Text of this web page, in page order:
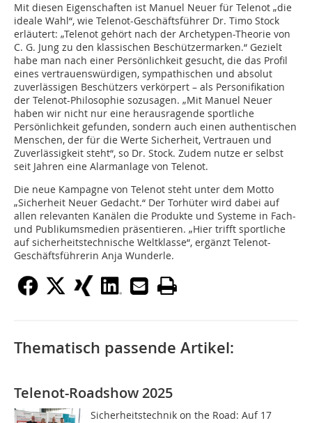
Mit diesen Eigenschaften ist Manuel Neuer für Telenot „die
ideale Wahl“, wie Telenot-Geschäftsführer Dr. Timo Stock
erläutert: „Telenot gehört nach der Archetypen-Theorie von
C. G. Jung zu den klassischen Beschützermarken.“ Gezielt
habe man nach einer Persönlichkeit gesucht, die das Profil
eines vertrauenswürdigen, sympathischen und absolut
zuverlässigen Beschützers verkörpert – als Personifikation
der Telenot-Philosophie sozusagen. „Mit Manuel Neuer
haben wir nicht nur eine herausragende sportliche
Persönlichkeit gefunden, sondern auch einen authentischen
Menschen, der für die Werte Sicherheit, Vertrauen und
Zuverlässigkeit steht“, so Dr. Stock. Zudem nutze er selbst
seit Jahren eine Alarmanlage von Telenot.
Die neue Kampagne von Telenot steht unter dem Motto
„Sicherheit Neuer Gedacht.“ Der Torhüter wird dabei auf
allen relevanten Kanälen die Produkte und Systeme in Fach-
und Publikumsmedien präsentieren. „Hier trifft sportliche
auf sicherheitstechnische Weltklasse“, ergänzt Telenot-
Geschäftsführerin Anja Wunderle.
Thematisch passende Artikel:
Telenot-Roadshow 2025
Sicherheitstechnik on the Road: Auf 17